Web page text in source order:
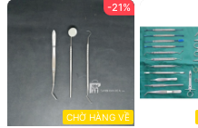
-21%
CHỜ HÀNG VỀ